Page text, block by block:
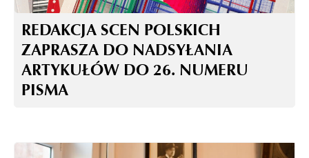
REDAKCJA SCEN POLSKICH
ZAPRASZA DO NADSYŁANIA
ARTYKUŁÓW DO 26. NUMERU
PISMA